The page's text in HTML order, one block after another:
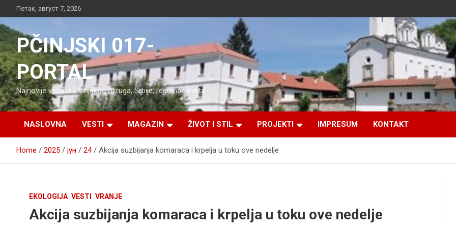
to
content
Петак, август 7, 2026
PČINJSKI 017-
PORTAL
Najnovije vesti iz Pčinjskog okruga, Srbije, regiona i sveta
NASLOVNA VESTI MAGAZIN ŽIVOT I STIL PROJEKTI IMPRESUM KONTAKT
Home 2025 јун 24 Akcija suzbijanja komaraca i krpelja u toku ove nedelje
EKOLOGIJA VESTI VRANJE
Akcija suzbijanja komaraca i krpelja u toku ove nedelje